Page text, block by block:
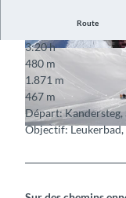
© Berner Wanderwege
© Berner Wanderwege
Route
3:20 h
480 m
1.871 m
467 m
Départ: Kandersteg,
Objectif: